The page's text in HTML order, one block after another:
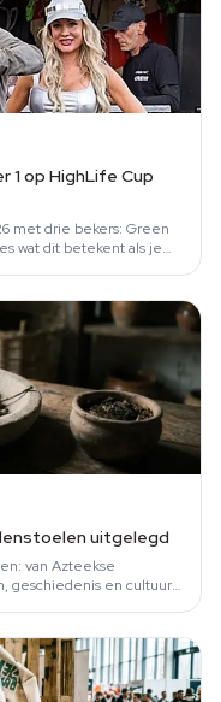
1 op HighLife Cup
met drie bekers: Green
wat dit betekent als je
uitgelegd
van Azteekse
geschiedenis en cultuur